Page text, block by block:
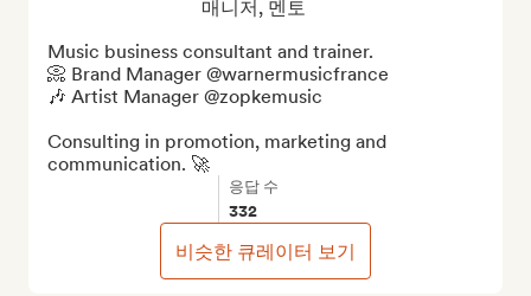
매니저, 멘토
Music business consultant and trainer.
📀 Brand Manager @warnermusicfrance
🎶 Artist Manager @zopkemusic
Consulting in promotion, marketing and
communication. 🚀
응답 수
332
비슷한 큐레이터 보기